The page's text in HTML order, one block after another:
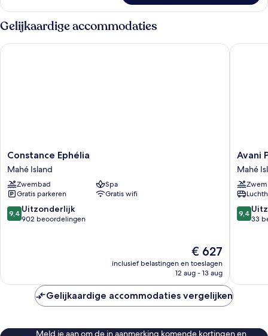
suite
(with
Garden)
Gelijkaardige accommodaties
Constance
Ephélia
Mahé
Island
Constance Ephélia
Mahé Island
Zwembad
Spa
Gratis parkeren
Gratis wifi
9.4
van
9,4 Uitzonderlijk
902 beoordelingen
De
prijs
is
€ 627
inclusief belastingen en toeslagen
12 aug - 13 aug
Constance Ephélia
Avani
Plus
Mahé
Island
Avani
Mahé
9.4
van
9,4
33
Avani
Gelijkaardige accommodaties vergelijken
Meld je aan om de in aanmerking komende kortingen en